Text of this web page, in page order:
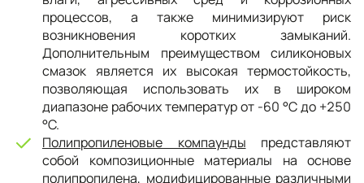
процессов, а также минимизируют риск
возникновения коротких замыканий.
Дополнительным преимуществом силиконовых
смазок является их высокая термостойкость,
позволяющая использовать их в широком
диапазоне рабочих температур от -60 °C до +250
°C.
Полипропиленовые компаунды представляют
собой композиционные материалы на основе
полипропилена, модифицированные различными